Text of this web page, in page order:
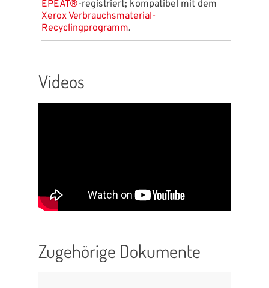
EPEAT®-registriert; kompatibel mit dem
Xerox Verbrauchsmaterial-
Recyclingprogramm.
Videos
Zugehörige Dokumente